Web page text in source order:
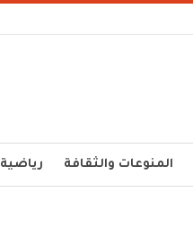
المنوعات والثقافة رياضية